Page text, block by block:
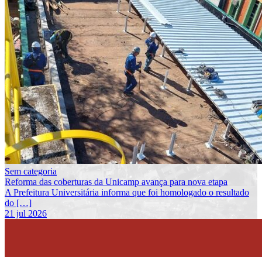
Sem categoria
Reforma das coberturas da Unicamp avança para nova etapa
A Prefeitura Universitária informa que foi homologado o resultado
do […]
21 jul 2026